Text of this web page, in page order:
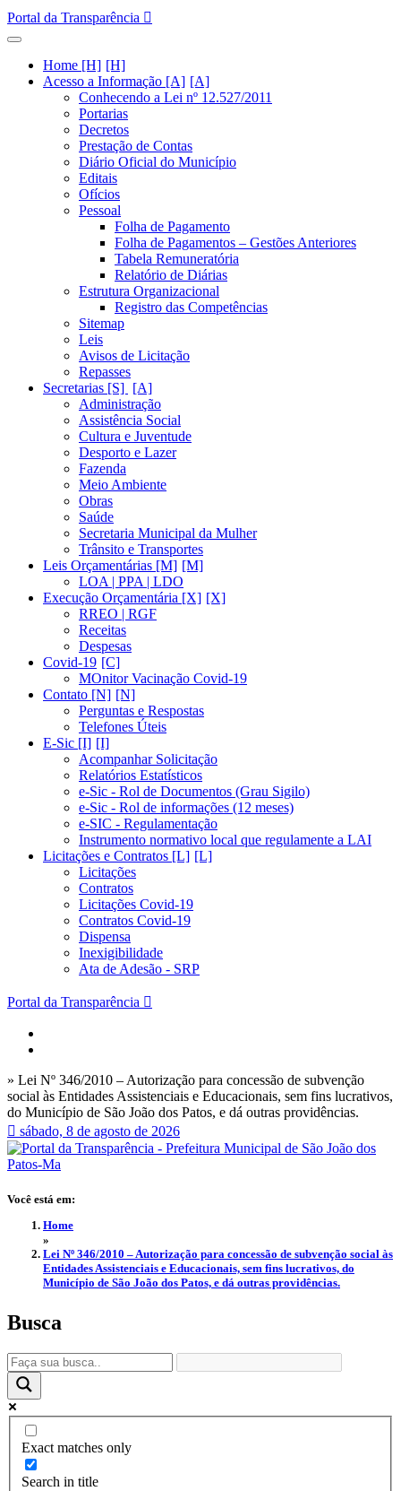
Portal da Transparência
Home [H]
Acesso a Informação [A]
Conhecendo a Lei nº 12.527/2011
Portarias
Decretos
Prestação de Contas
Diário Oficial do Município
Editais
Ofícios
Pessoal
Folha de Pagamento
Folha de Pagamentos – Gestões Anteriores
Tabela Remuneratória
Relatório de Diárias
Estrutura Organizacional
Registro das Competências
Sitemap
Leis
Avisos de Licitação
Repasses
Secretarias [S]
Administração
Assistência Social
Cultura e Juventude
Desporto e Lazer
Fazenda
Meio Ambiente
Obras
Saúde
Secretaria Municipal da Mulher
Trânsito e Transportes
Leis Orçamentárias [M]
LOA | PPA | LDO
Execução Orçamentária [X]
RREO | RGF
Receitas
Despesas
Covid-19
MOnitor Vacinação Covid-19
Contato [N]
Perguntas e Respostas
Telefones Úteis
E-Sic [I]
Acompanhar Solicitação
Relatórios Estatísticos
e-Sic - Rol de Documentos (Grau Sigilo)
e-Sic - Rol de informações (12 meses)
e-SIC - Regulamentação
Instrumento normativo local que regulamente a LAI
Licitações e Contratos [L]
Licitações
Contratos
Licitações Covid-19
Contratos Covid-19
Dispensa
Inexigibilidade
Ata de Adesão - SRP
Portal da Transparência
» Lei Nº 346/2010 – Autorização para concessão de subvenção
social às Entidades Assistenciais e Educacionais, sem fins lucrativos,
do Município de São João dos Patos, e dá outras providências.
sábado, 8 de agosto de 2026
Você está em:
Home
»
Lei Nº 346/2010 – Autorização para concessão de subvenção social às
Entidades Assistenciais e Educacionais, sem fins lucrativos, do
Município de São João dos Patos, e dá outras providências.
Busca
Exact matches only
Search in title